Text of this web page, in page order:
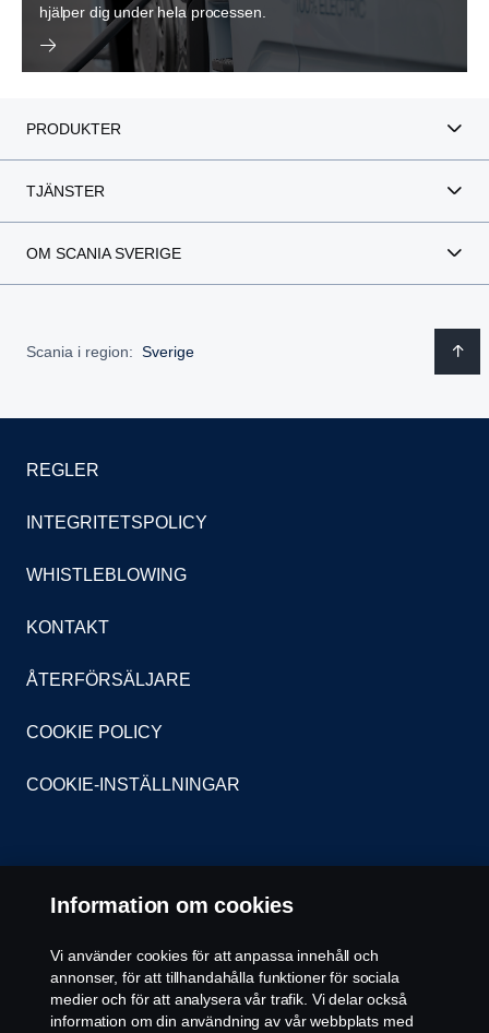
hjälper dig under hela processen.
PRODUKTER
TJÄNSTER
OM SCANIA SVERIGE
Scania i region: Sverige
REGLER
INTEGRITETSPOLICY
WHISTLEBLOWING
KONTAKT
ÅTERFÖRSÄLJARE
COOKIE POLICY
COOKIE-INSTÄLLNINGAR
© Copyright Scania 2026. Scania Sverige AB, Box
900, 127 29 Stockholm, Telefon: 010-706 60 00
Information om cookies
Vi använder cookies för att anpassa innehåll och
annonser, för att tillhandahålla funktioner för sociala
medier och för att analysera vår trafik. Vi delar också
information om din användning av vår webbplats med